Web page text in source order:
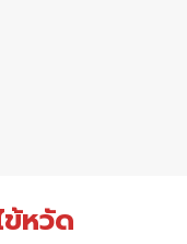
หวัด